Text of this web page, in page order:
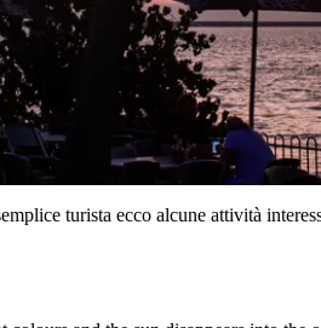
turista ecco alcune attività